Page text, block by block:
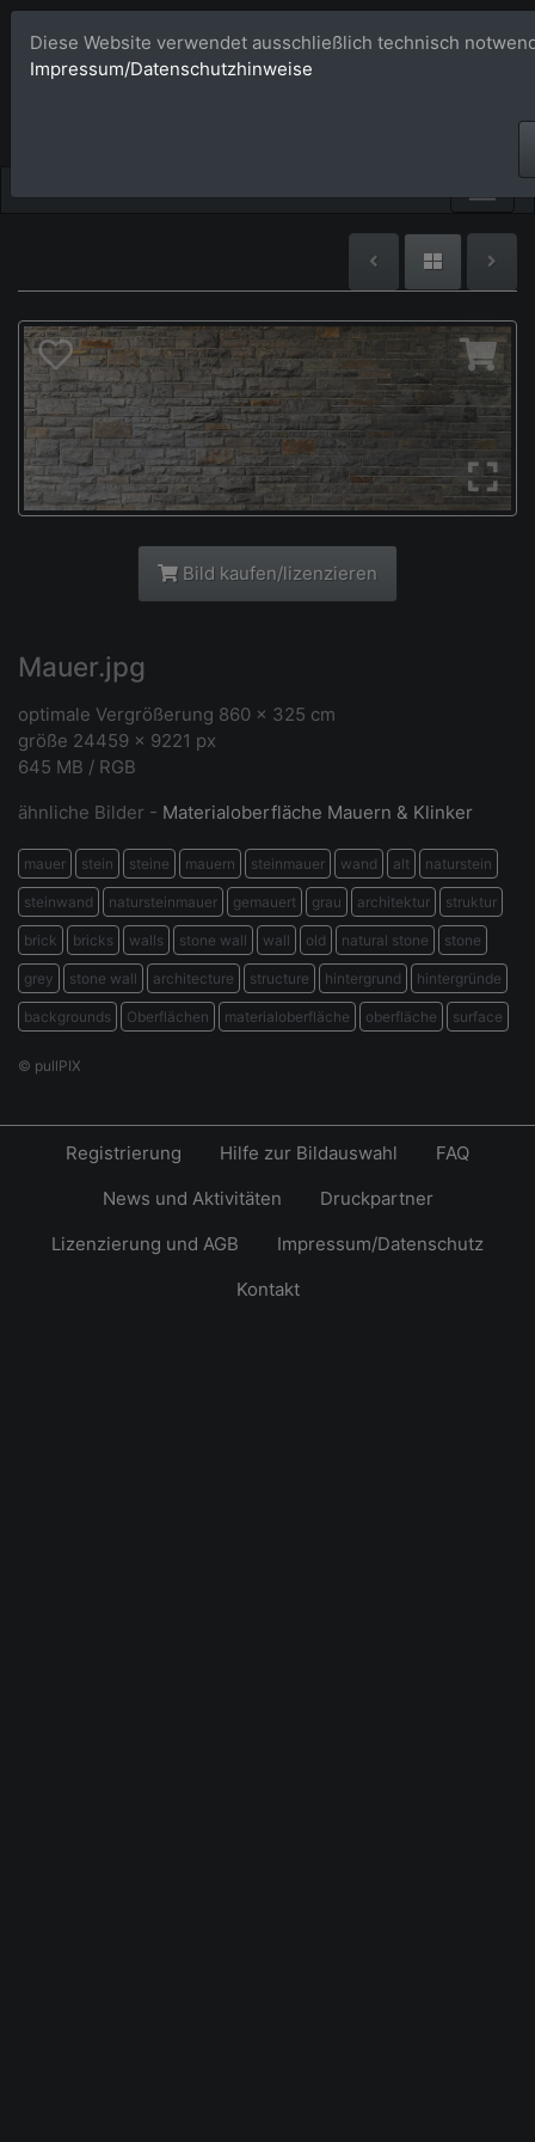
Bildagentur
Bild kaufen/lizenzieren
Mauer.jpg
optimale Vergrößerung 860 x 325 cm
größe 24459 x 9221 px
645 MB / RGB
ähnliche Bilder - Materialoberfläche Mauern & Klinker
mauer stein steine mauern steinmauer wand alt naturstein
steinwand natursteinmauer gemauert grau architektur struktur
brick bricks walls stone wall wall old natural stone stone
grey stone wall architecture structure hintergrund hintergründe
backgrounds Oberflächen materialoberfläche oberfläche surface
© pullPIX
Diese Website verwendet ausschließlich technisch
Impressum/Datenschutzhinweise
Registrierung Hilfe zur Bildauswahl
FAQ
News und Aktivitäten
Druckpartner
Lizenzierung und AGB
Impressum/Datenschutz
Kontakt